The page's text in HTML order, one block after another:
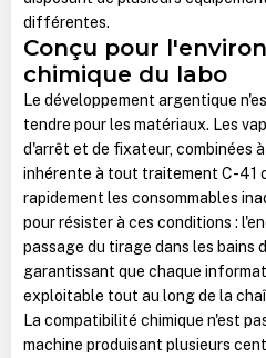
différentes.
Conçu pour
chimique du labo
Le développement argentique
tendre pour les matériaux. Les
d'arrêt et de fixateur, combinées
inhérente à tout traitement C-41
rapidement les consommables
pour résister à ces conditions :
passage du tirage dans les bains
garantissant que chaque
exploitable tout au long de la
La compatibilité chimique n'est
machine produisant plusieurs